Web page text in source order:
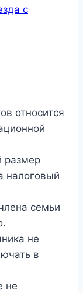
с
относится
размер
налоговый
семьи
не
в
не